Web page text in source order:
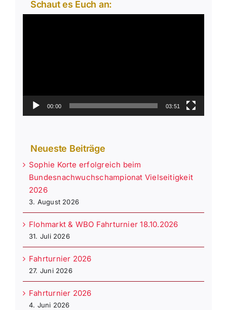
Schaut es Euch an:
00:00 03:51
Neueste Beiträge
Sophie Korte erfolgreich beim
Bundesnachwuchschampionat Vielseitigkeit
2026
3. August 2026
Flohmarkt & WBO Fahrturnier 18.10.2026
31. Juli 2026
Fahrturnier 2026
27. Juni 2026
Fahrturnier 2026
4. Juni 2026